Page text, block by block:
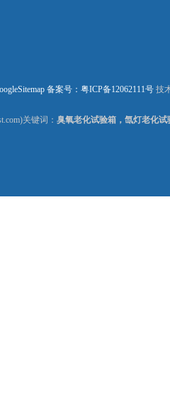
备案号：粤ICP备12062111号 技
关键词： 臭氧老化试验箱，氙灯老化